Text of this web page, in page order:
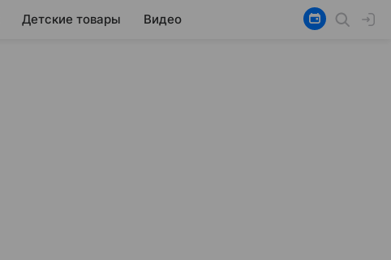
Детские товары Видео